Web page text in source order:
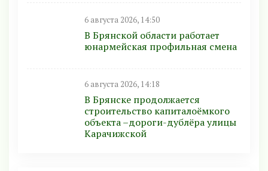
6 августа 2026, 14:50
В Брянской области работает
юнармейская профильная смена
6 августа 2026, 14:18
В Брянске продолжается
строительство капиталоёмкого
объекта –дороги-дублёра улицы
Карачижской